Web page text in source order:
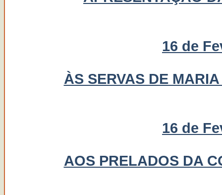
16 de
ÀS SERVAS DE
16 de
AOS PRELADOS DA